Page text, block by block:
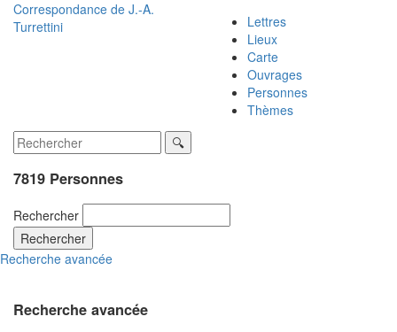
Correspondance de J.-A.
Turrettini
Lettres
Lieux
Carte
Ouvrages
Personnes
Thèmes
7819 Personnes
Rechercher
Rechercher
Recherche avancée
Recherche avancée